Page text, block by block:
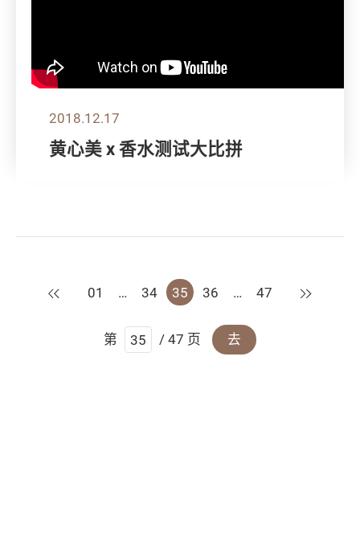
2018.12.17
黄心美 x 香水测试大比拼
上一页
01 … 34 35 36 … 47 下一页
第 / 47 页 去